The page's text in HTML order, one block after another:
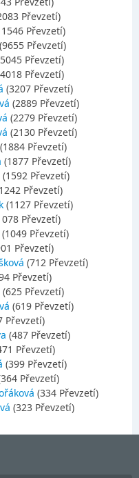
Převzetí)
Převzetí)
(9655 Převzetí)
Převzetí)
Převzetí)
(3207 Převzetí)
(2889 Převzetí)
(2279 Převzetí)
(2130 Převzetí)
(1884 Převzetí)
(1877 Převzetí)
(1592 Převzetí)
Převzetí)
(1127 Převzetí)
Převzetí)
(1049 Převzetí)
Převzetí)
(712 Převzetí)
Převzetí)
(625 Převzetí)
(619 Převzetí)
Převzetí)
(487 Převzetí)
Převzetí)
(399 Převzetí)
Převzetí)
(334 Převzetí)
(323 Převzetí)